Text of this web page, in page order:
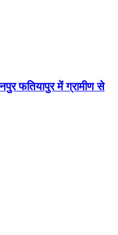
फतियापुर में ग्रामीण से